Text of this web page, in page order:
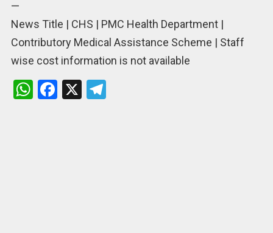
—
News Title | CHS | PMC Health Department |
Contributory Medical Assistance Scheme | Staff
wise cost information is not available
W F X T